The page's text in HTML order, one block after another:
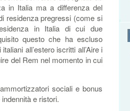
in Italia ma a differenza del
residenza pregressi (come si
in Italia di cui due
questo che ha escluso
all’estero iscritti all’Aire i
del Rem nel momento in cui
sociali e bonus
e ristori.